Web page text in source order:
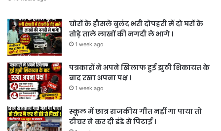
चोरों के हौसले बुलंद भरी दोपहरी में दो घरों के
तोड़े ताले लाखों की नगदी ले भागे ।
1 week ago
पत्रकारों ने अपने खिलाफ हुई झुठी शिकायत के
बाद रखा अपना पक्ष ।
1 week ago
स्कूल में छात्र राजकीय गीत नहीं गा पाया तो
टीचर ने कर दी डंडे से पिटाई ।